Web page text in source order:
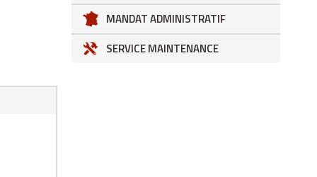
MANDAT ADMINISTRATIF
SERVICE MAINTENANCE